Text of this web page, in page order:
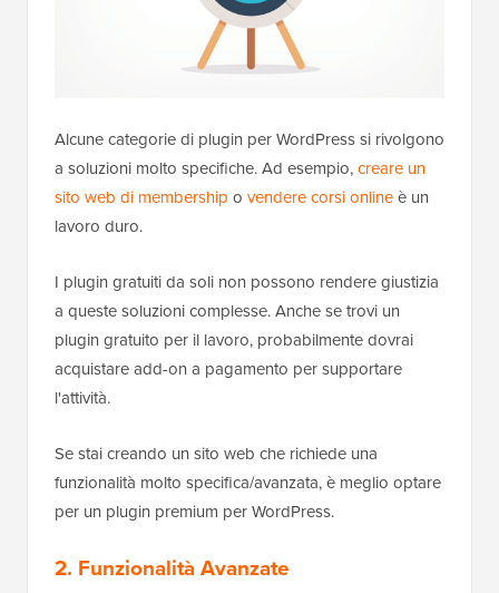
Alcune categorie di plugin per WordPress si rivolgono
a soluzioni molto specifiche. Ad esempio,creare un
sito web di membership o vendere corsi onlineè un
lavoro duro.
I plugin gratuiti da soli non possono rendere giustizia
a queste soluzioni complesse. Anche se trovi un
plugin gratuito per il lavoro, probabilmente dovrai
acquistare add-on a pagamento per supportare
l'attività.
Se stai creando un sito web che richiede una
funzionalità molto specifica/avanzata, è meglio optare
per un plugin premium per WordPress.
2. Funzionalità Avanzate